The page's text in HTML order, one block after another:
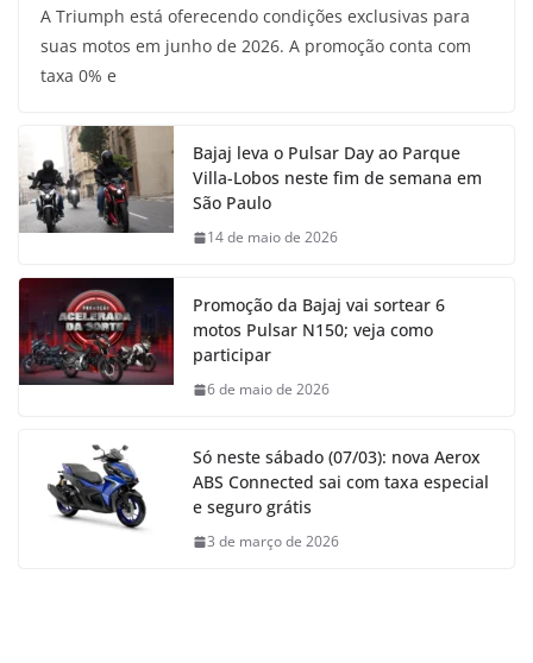
A Triumph está oferecendo condições exclusivas para
suas motos em junho de 2026. A promoção conta com
taxa 0% e
Bajaj leva o Pulsar Day ao Parque
Villa-Lobos neste fim de semana em
São Paulo
14 de maio de 2026
Promoção da Bajaj vai sortear 6
motos Pulsar N150; veja como
participar
6 de maio de 2026
Só neste sábado (07/03): nova Aerox
ABS Connected sai com taxa especial
e seguro grátis
3 de março de 2026